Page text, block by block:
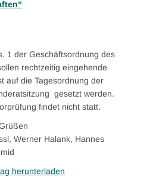
1 der Geschäftsordnung des
rechtzeitig eingehende
auf die Tagesordnung der
gesetzt werden.
findet nicht statt.
Werner Halank, Hannes
herunterladen